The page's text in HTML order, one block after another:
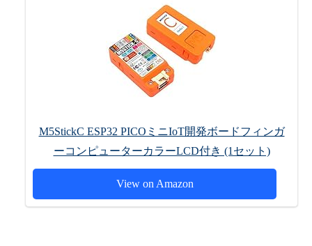
M5StickC ESP32 PICOミニIoT開発ボードフィンガ
ーコンピューターカラーLCD付き (1セット)
View on Amazon